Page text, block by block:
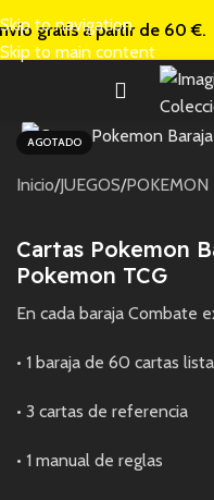
Skip to navigation
Skip to main content
gratis apartir de 60 €.
AGOTADO
Inicio/JUEGOS/POKEMON
Cartas Pokemon
Pokemon TCG
En cada baraja Combate
• 1 baraja de 60 cartas
• 3 cartas de referencia
• 1 manual de reglas